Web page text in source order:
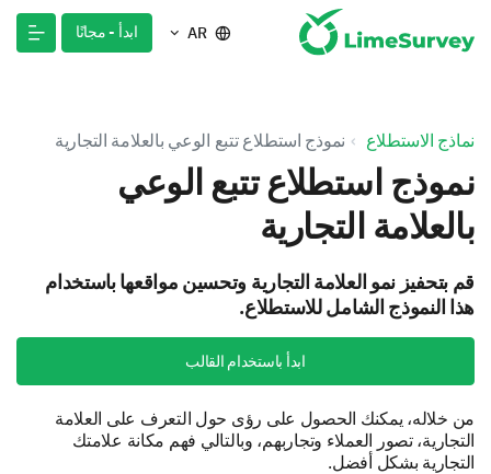
AR ابدأ - مجانًا
نماذج الاستطلاع نموذج استطلاع تتبع الوعي بالعلامة التجارية
نموذج استطلاع تتبع الوعي
بالعلامة التجارية
قم بتحفيز نمو العلامة التجارية وتحسين مواقعها باستخدام
هذا النموذج الشامل للاستطلاع.
ابدأ باستخدام القالب
من خلاله، يمكنك الحصول على رؤى حول التعرف على العلامة
التجارية، تصور العملاء وتجاربهم، وبالتالي فهم مكانة علامتك
التجارية بشكل أفضل.